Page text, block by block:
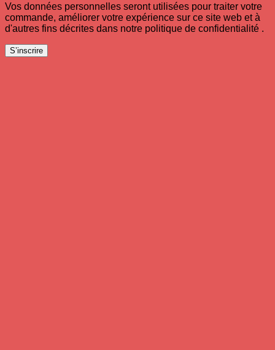
Vos données personnelles seront utilisées pour traiter votre
commande, améliorer votre expérience sur ce site web et à
d'autres fins décrites dans notre politique de confidentialité .
S’inscrire